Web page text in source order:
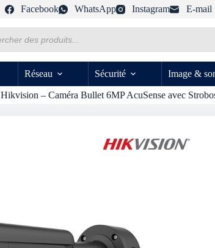
Facebook WhatsApp Instagram E-mail
Réseau Sécurité Image &
Hikvision – Caméra Bullet 6MP AcuSense avec